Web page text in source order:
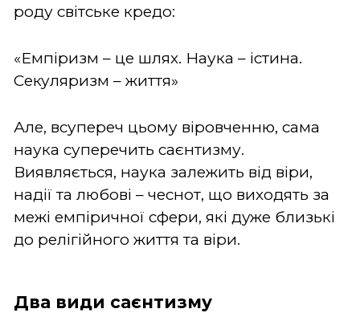
роду світське кредо:
«Емпіризм – це шлях. Наука – істина.
Секуляризм – життя»
Але, всупереч цьому віровченню, сама
наука суперечить саєнтизму.
Виявляється, наука залежить від віри,
надії та любові – чеснот, що виходять за
межі емпіричної сфери, які дуже близькі
до релігійного життя та віри.
Два види саєнтизму